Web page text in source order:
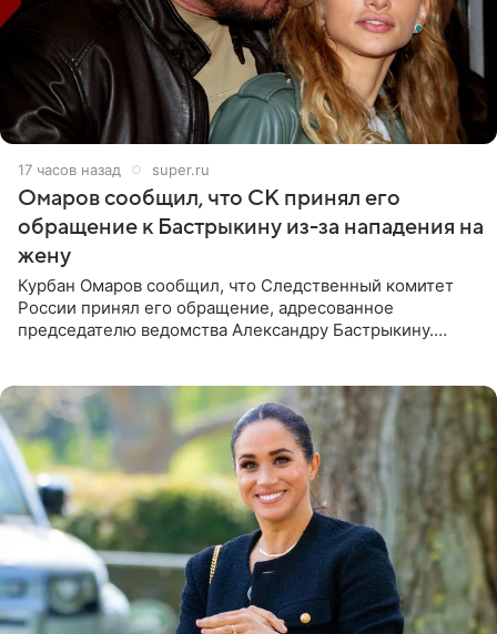
17 часов назад super.ru
Омаров сообщил, что СК принял его
обращение к Бастрыкину из-за нападения на
жену
Курбан Омаров сообщил, что Следственный комитет
России принял его обращение, адресованное
председателю ведомства Александру Бастрыкину.